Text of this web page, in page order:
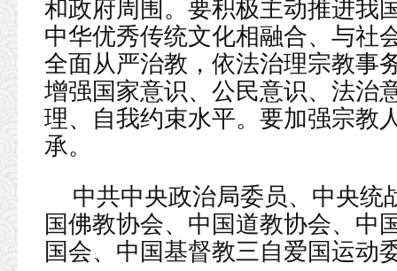
和政府周围。要积极主动推进我
中华优秀传统文化相融合、与社
全面从严治教，依法治理宗教事
增强国家意识、公民意识、法治
理、自我约束水平。要加强宗教
承。
中共中央政治局委员、中央统
国佛教协会、中国道教协会、中
国会、中国基督教三自爱国运动